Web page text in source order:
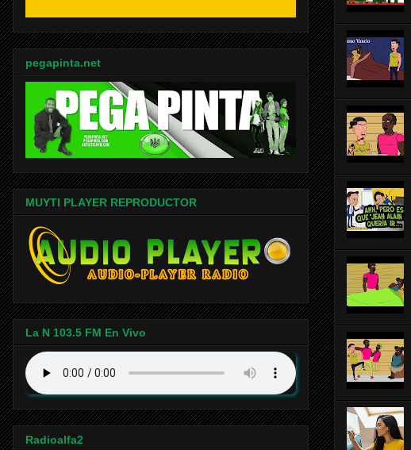
pegapinta.net
MUYTI PLAYER REPRODUCTOR
La N 103.5 FM En Vivo
Radioalfa2